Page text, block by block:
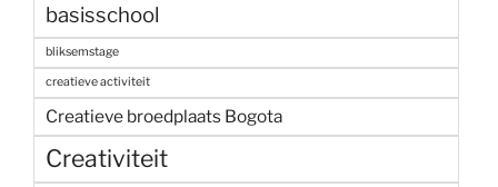
basisschool
bliksemstage
creatieve activiteit
Creatieve broedplaats Bogota
Creativiteit